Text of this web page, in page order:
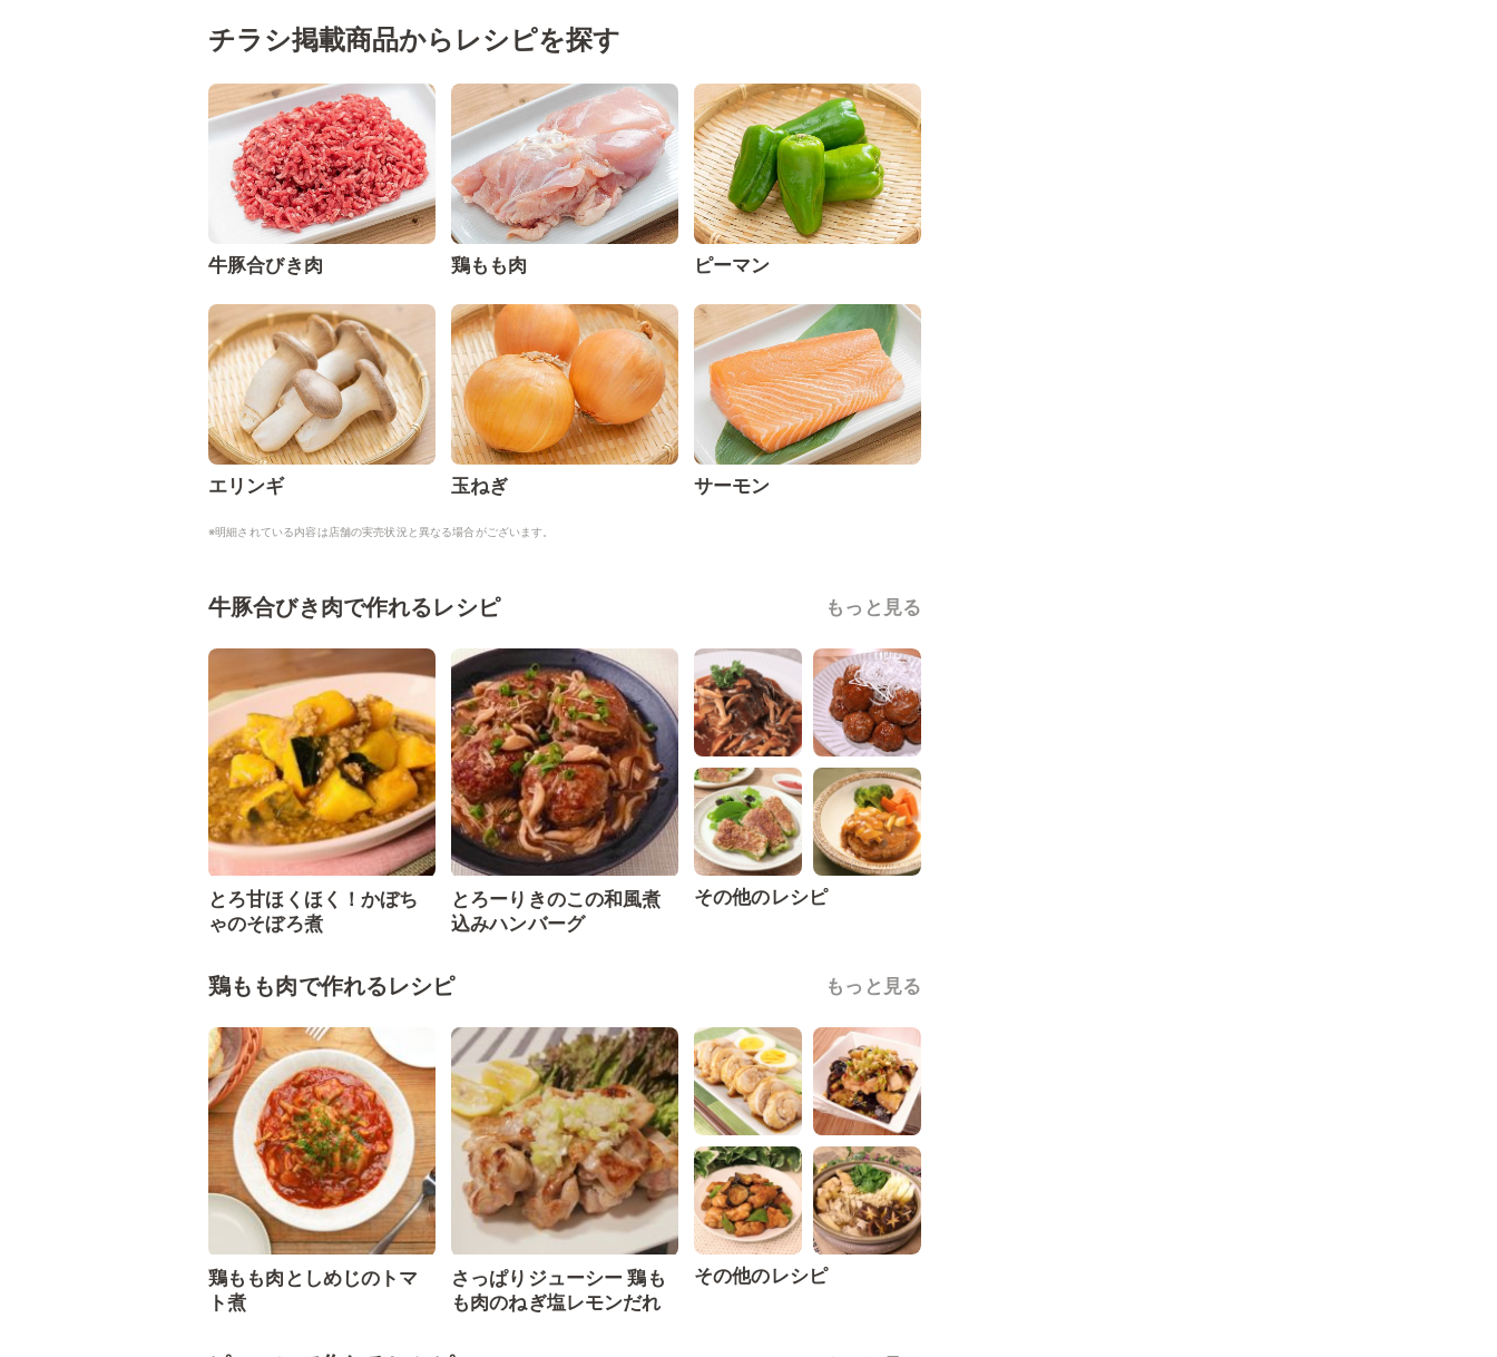
チラシ掲載商品からレシピを探す
牛豚合びき肉 鶏もも肉 ピーマン
エリンギ 玉ねぎ サーモン
※明細されている内容は店舗の実売状況と異なる場合がございます。
牛豚合びき肉で作れるレシピ もっと見る
とろ甘ほくほく！かぼち
ゃのそぼろ煮
とろーりきのこの和風煮
込みハンバーグ
その他のレシピ
鶏もも肉で作れるレシピ もっと見る
鶏もも肉としめじのトマ
ト煮
さっぱりジューシー 鶏も
も肉のねぎ塩レモンだれ
その他のレシピ